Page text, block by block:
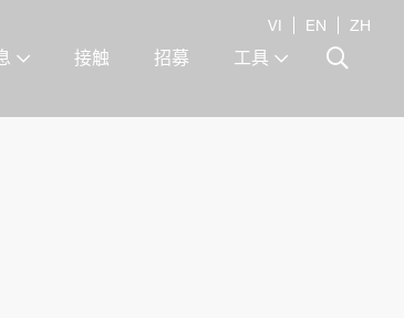
接触 招募 工具
VI EN ZH